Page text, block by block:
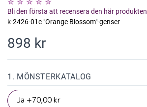
Bli den första att recensera den här produkten
k-2426-01c "Orange Blossom"-genser
898 kr
1. MÖNSTERKATALOG